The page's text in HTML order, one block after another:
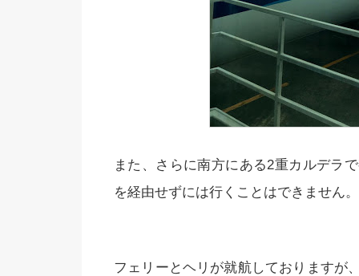
また、さらに南方にある2重カルデラ
を経由せずには行くことはできません。
フェリーとヘリが就航しておりますが